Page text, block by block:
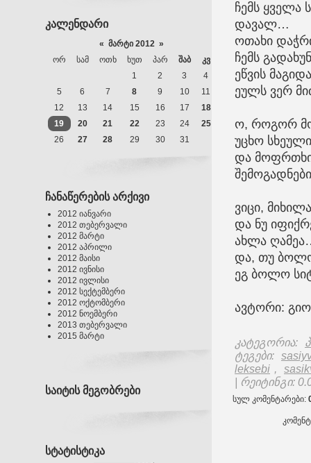
კალენდარი
« მარტი 2012 »
ᲝᲠ
ᲡᲐᲛ ᲝᲗᲮ ᲮᲣᲗ ᲞᲐᲠ ᲨᲐᲑ
ᲙᲕ
1
2 3
4
5
6 7 8 9 10
11
12
13 14 15 16 17
18
19
20 21 22 23 24
25
26
27 28 29 30 31
ჩანაწერების არქივი
2012 იანვარი
2012 თებერვალი
2012 მარტი
2012 აპრილი
2012 მაისი
2012 ივნისი
2012 ივლისი
2012 სექტემბერი
2012 ოქტომბერი
2012 ნოემბერი
2013 თებერვალი
2015 მარტი
საიტის მეგობრები
სტატისტიკა
ჩემს ყველა
დავალ…
ოთახი
ჩემს
ეწვის
ეულს ვერ
ო, როგორ
უცხო
და
ვიცი,
და ნუ
ახლა
და, თუ
ეგ ბოლო
ავტორი:
კატეგორია:
ტეგები:
leksebi ,
| რეიტინგი:
სულ კომენტარები: